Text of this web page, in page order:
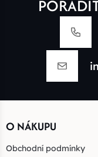
O NÁKUPU
Obchodní podmínky